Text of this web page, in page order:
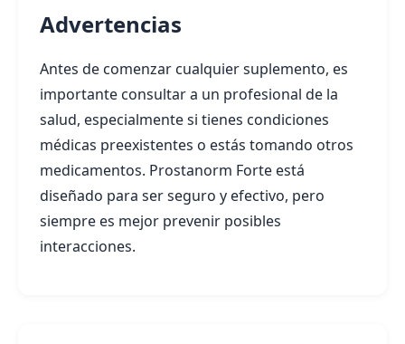
Advertencias
Antes de comenzar cualquier suplemento, es
importante consultar a un profesional de la
salud, especialmente si tienes condiciones
médicas preexistentes o estás tomando otros
medicamentos. Prostanorm Forte está
diseñado para ser seguro y efectivo, pero
siempre es mejor prevenir posibles
interacciones.